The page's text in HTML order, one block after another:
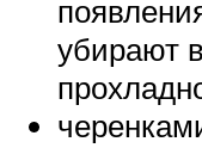
убирают